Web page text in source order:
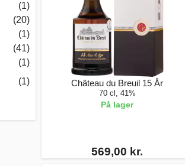
(1)
(20)
(1)
(41)
(1)
(1) Château du Breuil 15 År
70 cl, 41%
På lager
569,00 kr.